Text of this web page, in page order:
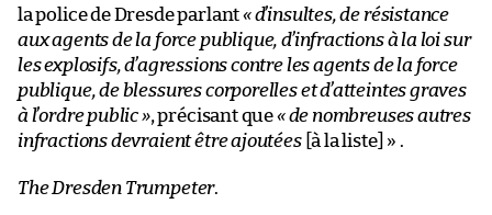
la police de Dresde parlant« d’insultes, de résistance
aux agents de la force publique, d’infractions à la loi sur
les explosifs, d’agressions contre les agents de la force
publique, de blessures corporelles et d’atteintes graves
à l’ordre public », précisant que« de nombreuses autres
infractions devraient être ajoutées[à la liste] » .
The Dresden Trumpeter.